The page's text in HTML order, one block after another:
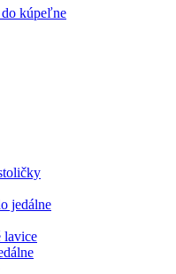
do kúpeľne
jedálne
lavice